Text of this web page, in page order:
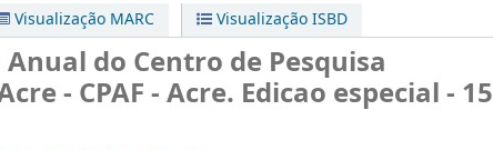
Visualização MARC Visualização ISBD
do Centro de Pesquisa
- CPAF - Acre. Edicao especial - 15